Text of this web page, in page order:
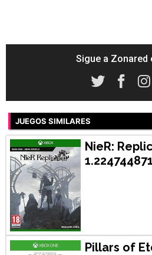
Sigue a Zonared
JUEGOS SIMILARES
NieR:
Pillars of